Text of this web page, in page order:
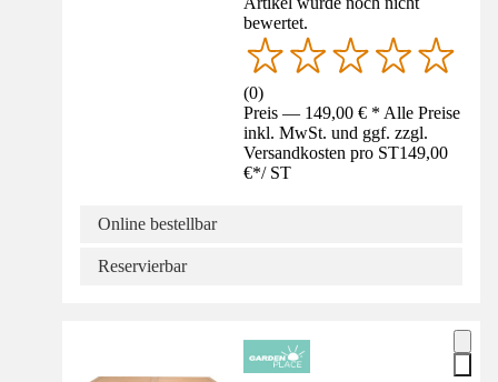
bewertet.
(0)
Preis — 149,00 € * Alle Preise
inkl. MwSt. und ggf. zzgl.
Versandkosten pro ST149,00
€*/ ST
Online bestellbar
Reservierbar